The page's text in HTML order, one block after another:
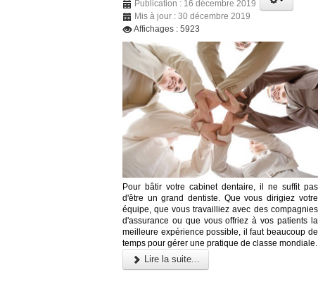
Publication : 16 décembre 2019
Mis à jour : 30 décembre 2019
Affichages : 5923
Pour bâtir votre cabinet dentaire, il ne suffit pas
d'être un grand dentiste. Que vous dirigiez votre
équipe, que vous travailliez avec des compagnies
d'assurance ou que vous offriez à vos patients la
meilleure expérience possible, il faut beaucoup de
temps pour gérer une pratique de classe mondiale.
Lire la suite...